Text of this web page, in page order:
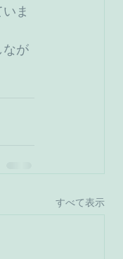
ま
なが
すべて表示